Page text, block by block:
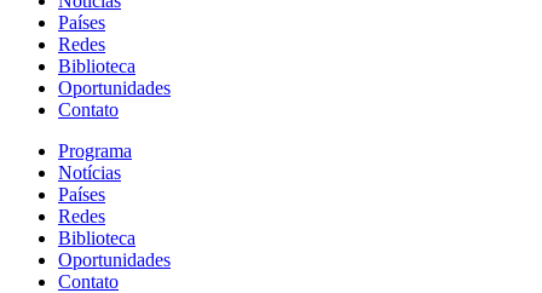
Países
Redes
Biblioteca
Oportunidades
Contato
Programa
Notícias
Países
Redes
Biblioteca
Oportunidades
Contato